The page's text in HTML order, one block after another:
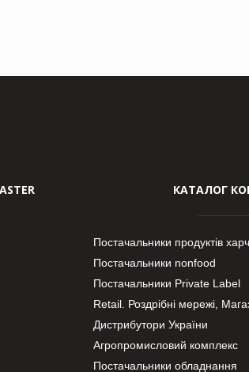
КАТАЛОГ
Постачальники продуктів
Постачальники nonfood
Постачальники Private Label
Retail. Роздрібні мережі,
Дистрибутори України
Агропромисловий комплекс
Постачальники обладнання